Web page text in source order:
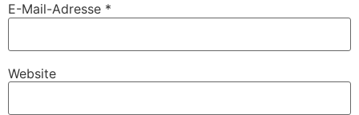
E-Mail-Adresse *
Website